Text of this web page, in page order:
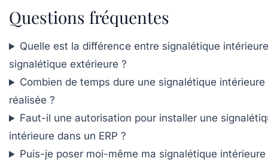
Questions fréquentes
Quelle est la différence entre signalétique
signalétique extérieure ?
Combien de temps dure une signalétique
réalisée ?
Faut-il une autorisation pour installer une
intérieure dans un ERP ?
Puis-je poser moi-même ma signalétique intérieure